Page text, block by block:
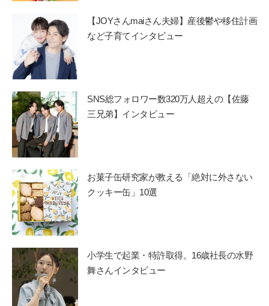
【JOYさんmaiさん夫婦】産後鬱や移住計画
など子育てインタビュー
SNS総フォロワー数320万人超えの【佐藤
三兄弟】インタビュー
お菓子缶研究家が教える「絶対に外さない
クッキー缶」10選
小学生で起業・特許取得。16歳社長の水野
舞さんインタビュー